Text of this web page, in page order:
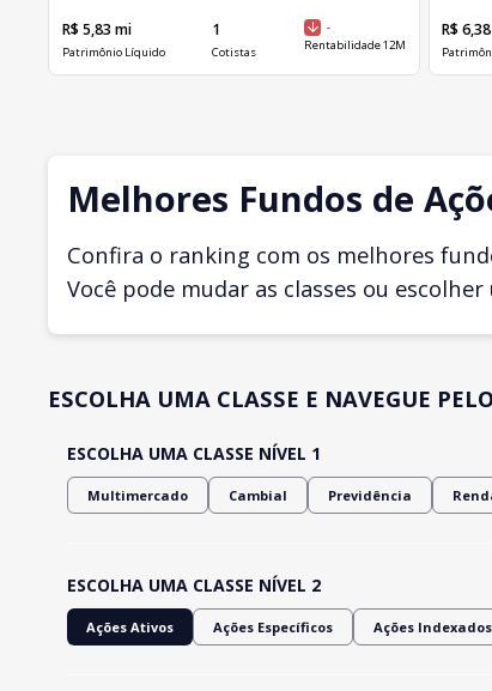
R$ 5,83 mi
Patrimônio Líquido
1
Cotistas
-
Rentabilidade 12M
R$
Melhores Fundos de
Confira o ranking com os melhores
Você pode mudar as classes ou
ESCOLHA UMA CLASSE E NAVEGUE
ESCOLHA UMA CLASSE NÍVEL 1
Multimercado Cambial Previdência
ESCOLHA UMA CLASSE NÍVEL 2
Ações Ativos Ações Específicos Ações Indexados